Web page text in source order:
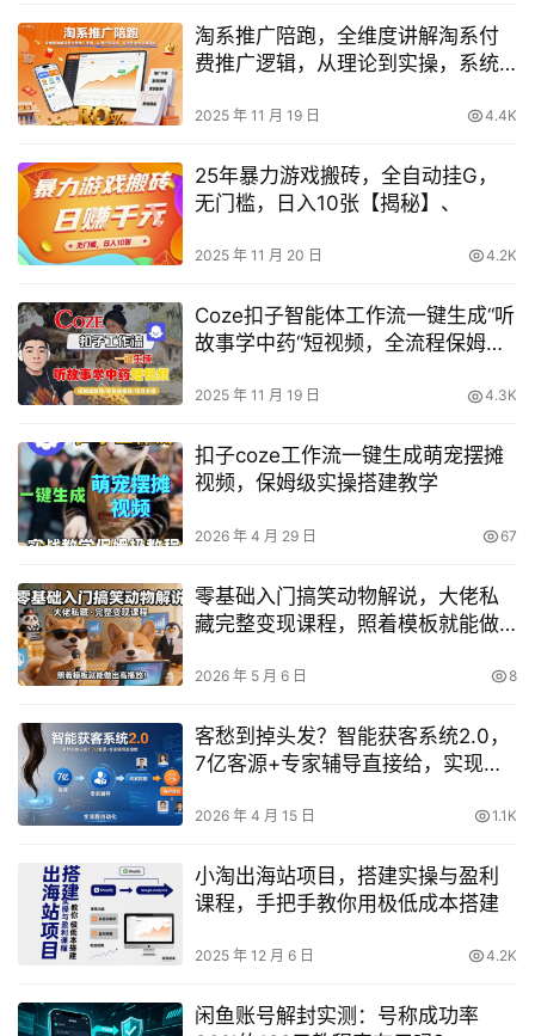
淘系推广陪跑，全维度讲解淘系付
费推广逻辑，从理论到实操，系统
2025 年 11 月 19 日 4.4K
25年暴力游戏搬砖，全自动挂G，
无门槛，日入10张【揭秘】、
2025 年 11 月 20 日 4.2K
Coze扣子智能体工作流一键生成“听
故事学中药“短视频，全流程保姆级
2025 年 11 月 19 日 4.3K
扣子coze工作流一键生成萌宠摆摊
视频，保姆级实操搭建教学
2026 年 4 月 29 日 67
零基础入门搞笑动物解说，大佬私
藏完整变现课程，照着模板就能做
2026 年 5 月 6 日 8
客愁到掉头发？智能获客系统2.0，
7亿客源+专家辅导直接给，实现从
化
2026 年 4 月 15 日 1.1K
小淘出海站项目，搭建实操与盈利
课程，手把手教你用极低成本搭建
2025 年 12 月 6 日 4.2K
闲鱼账号解封实测：号称成功率